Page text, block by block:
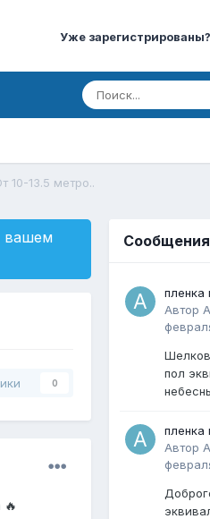
Уже
10-13.5 метро..
вашем
0
Сообщения
пленка
Автор
пол
пленка
Автор